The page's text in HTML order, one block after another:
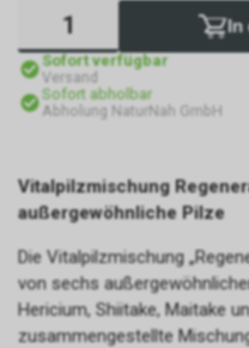
In
Sofort verfügbar
Versand
Sofort abholbar
Abholung NaturNah GmbH
Vitalpilzmischung
außergewöhnliche Pilze
Die Vitalpilzmischung
von sechs
Hericium, Shiitake, Maitake
zusammengestellte